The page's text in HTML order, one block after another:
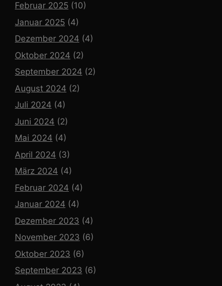
Februar 2025 (10)
Januar 2025 (4)
Dezember 2024 (4)
Oktober 2024 (2)
September 2024 (2)
August 2024 (2)
Juli 2024 (4)
Juni 2024 (2)
Mai 2024 (4)
April 2024 (3)
März 2024 (4)
Februar 2024 (4)
Januar 2024 (4)
Dezember 2023 (4)
November 2023 (6)
Oktober 2023 (6)
September 2023 (6)